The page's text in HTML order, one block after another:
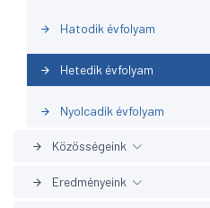
arrow_forward Hatodik évfolyam
arrow_forward Hetedik évfolyam
arrow_forward Nyolcadik évfolyam
arrow_forward Közösségeink
Cserkészek
arrow_forward Eredményeink